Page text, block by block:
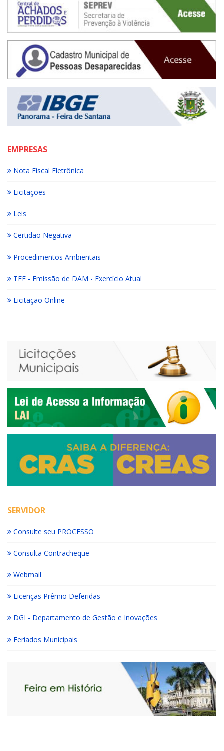
EMPRESAS
Nota Fiscal Eletrônica
Licitações
Leis
Certidão Negativa
Procedimentos Ambientais
TFF - Emissão de DAM - Exercício Atual
Licitação Online
SERVIDOR
Consulte seu PROCESSO
Consulta Contracheque
Webmail
Licenças Prêmio Deferidas
DGI - Departamento de Gestão e Inovações
Feriados Municipais